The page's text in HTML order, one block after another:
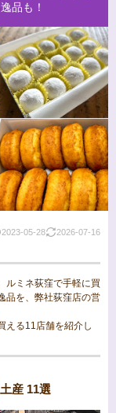
品も！
2023-05-28 2026-07-16
ルミネ荻窪で手軽に買
品を、弊社荻窪店の営
える11店舗を紹介し
産 11選